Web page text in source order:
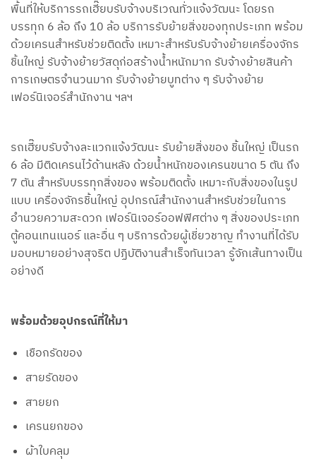
พื้นที่ให้บริการรถเฮี๊ยบรับจ้างบริเวณทั่วแจ้งวัฒนะ โดยรถ
บรรทุก 6 ล้อ ถึง 10 ล้อ บริการรับย้ายสิ่งของทุกประเภท พร้อม
ด้วยเครนสำหรับช่วยติดตั้ง เหมาะสำหรับรับจ้างย้ายเครื่องจักร
ชิ้นใหญ่ รับจ้างย้ายวัสดุก่อสร้างน้ำหนักมาก รับจ้างย้ายสินค้า
การเกษตรจำนวนมาก รับจ้างย้ายบูทต่าง ๆ รับจ้างย้าย
เฟอร์นิเจอร์สำนักงาน ฯลฯ
รถเฮี๊ยบรับจ้างละแวกแจ้งวัฒนะ รับย้ายสิ่งของ ชิ้นใหญ่ เป็นรถ
6 ล้อ มีติดเครนไว้ด้านหลัง ด้วยน้ำหนักของเครนขนาด 5 ตัน ถึง
7 ตัน สำหรับบรรทุกสิ่งของ พร้อมติดตั้ง เหมาะกับสิ่งของในรูป
แบบ เครื่องจักรชิ้นใหญ่ อุปกรณ์สำนักงานสำหรับช่วยในการ
อำนวยความสะดวก เฟอร์นิเจอร์ออฟฟิศต่าง ๆ สิ่งของประเภท
ตู้คอนเทนเนอร์ และอื่น ๆ บริการด้วยผู้เชี่ยวชาญ ทำงานที่ได้รับ
มอบหมายอย่างสุจริต ปฏิบัติงานสำเร็จทันเวลา รู้จักเส้นทางเป็น
อย่างดี
พร้อมด้วยอุปกรณ์ที่ให้มา
เชือกรัดของ
สายรัดของ
สายยก
เครนยกของ
ผ้าใบคลุม